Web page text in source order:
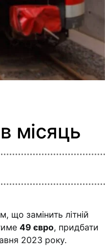
місяць
що замінить літній
49 євро, придбати
2023 року.